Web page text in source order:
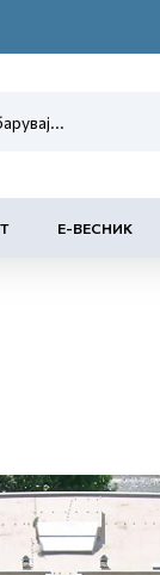
Е-ВЕСНИК